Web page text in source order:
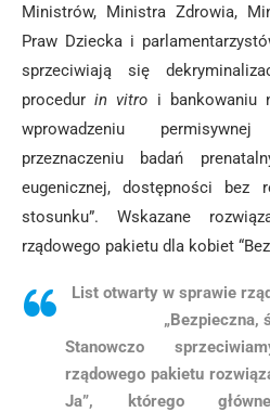
Ministrów, Ministra Zdrowia,
Praw Dziecka i
sprzeciwiają się
procedurin vitro i bankowaniu
wprowadzeniu
przeznaczeniu badań
eugenicznej, dostępności bez
stosunku”. Wskazane
rządowego pakietu dla kobiet
List otwarty w sprawie
„Bezpieczna,
Stanowczo
rządowego pakietu
Ja”, którego